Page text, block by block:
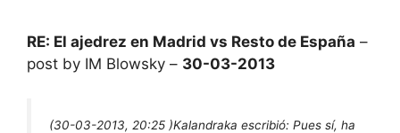
RE: El ajedrez en Madrid vs Resto de España –
post by IM Blowsky – 30-03-2013
(30-03-2013, 20:25 )Kalandraka escribió: Pues sí, ha